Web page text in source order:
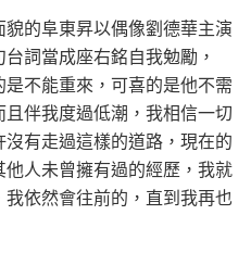
的阜東昇以偶像劉德華主演
詞當成座右銘自我勉勵，
是不能重來，可喜的是他不需
伴我度過低潮，我相信一切
有走過這樣的道路，現在的
人未曾擁有過的經歷，我就
依然會往前的，直到我再也